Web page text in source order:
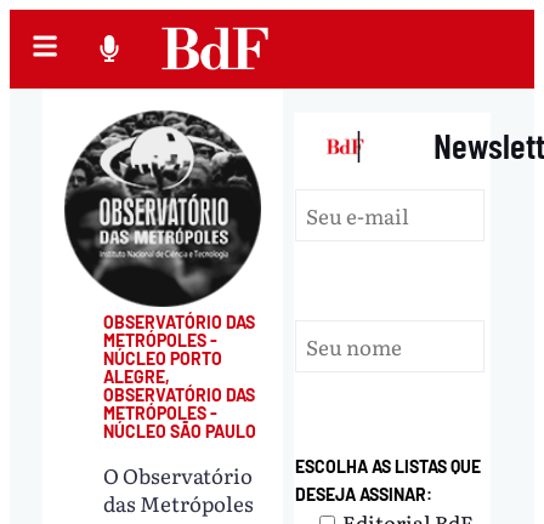
OBSERVATÓRIO DAS
METRÓPOLES -
NÚCLEO PORTO
ALEGRE,
OBSERVATÓRIO DAS
METRÓPOLES -
NÚCLEO SÃO PAULO
O Observatório
das Metrópoles
|
ESCOLHA AS LISTAS QUE
DESEJA ASSINAR: